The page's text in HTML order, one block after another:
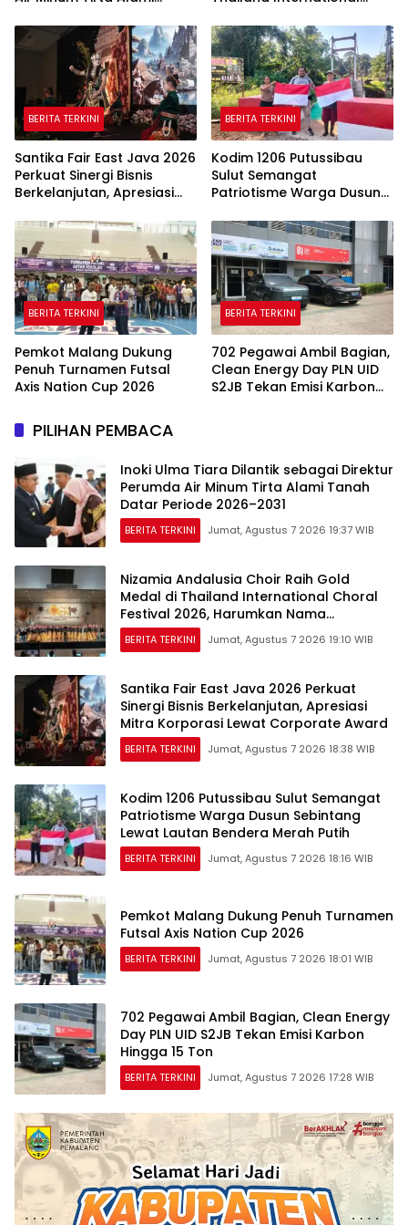
2026–2031
Harumkan Nama Indonesia
BERITA TERKINI
Santika Fair East Java 2026
Perkuat Sinergi Bisnis
Berkelanjutan, Apresiasi
Corporate Award
BERITA TERKINI
Kodim 1206 Putussibau
Sulut Semangat
Patriotisme Warga Dusun
Bendera Merah Putih
BERITA TERKINI
Pemkot Malang Dukung
Penuh Turnamen Futsal
Axis Nation Cup 2026
BERITA TERKINI
702 Pegawai Ambil Bagian,
Clean Energy Day PLN UID
S2JB Tekan Emisi Karbon
PILIHAN PEMBACA
Inoki Ulma Tiara Dilantik sebagai Direktur
Perumda Air Minum Tirta Alami Tanah
Datar Periode 2026–2031
BERITA TERKINI Jumat, Agustus 7 2026 19:37 WIB
Nizamia Andalusia Choir Raih Gold
Medal di Thailand International Choral
Festival 2026, Harumkan Nama
Indonesia
BERITA TERKINI Jumat, Agustus 7 2026 19:10 WIB
Santika Fair East Java 2026 Perkuat
Sinergi Bisnis Berkelanjutan, Apresiasi
Mitra Korporasi Lewat Corporate Award
BERITA TERKINI Jumat, Agustus 7 2026 18:38 WIB
Kodim 1206 Putussibau Sulut Semangat
Patriotisme Warga Dusun Sebintang
Lewat Lautan Bendera Merah Putih
BERITA TERKINI Jumat, Agustus 7 2026 18:16 WIB
Pemkot Malang Dukung Penuh Turnamen
Futsal Axis Nation Cup 2026
BERITA TERKINI Jumat, Agustus 7 2026 18:01 WIB
702 Pegawai Ambil Bagian, Clean Energy
Day PLN UID S2JB Tekan Emisi Karbon
Hingga 15 Ton
BERITA TERKINI Jumat, Agustus 7 2026 17:28 WIB